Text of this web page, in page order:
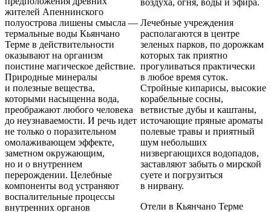
жителей Апеннинского
полуострова лишены смысла —
термальные воды Кьянчано
Терме в действительности
оказывают на организм
поистине магическое действие.
Природные минералы
и полезные вещества,
которыми насыщенна вода,
преображают любого человека
до неузнаваемости. И речь идет
не только о поразительном
омолаживающем эффекте,
заметном окружающим,
но и о внутреннем
перерождении. Целебные
компоненты вод устраняют
воспалительные процессы
внутренних органов
Лечебные учреждения
располагаются в центре
зеленых парков, по дорожкам
которых так приятно
прогуливаться практически
в любое время суток.
Стройные кипарисы, высокие
корабельные сосны,
ветвистые дубы и каштаны,
источающие пряные ароматы
полевые травы и приятный
шум небольших
низвергающихся водопадов,
заставляют забыть о мирской
суете и погрузиться
в нирвану.
Отели в Кьянчано Терме